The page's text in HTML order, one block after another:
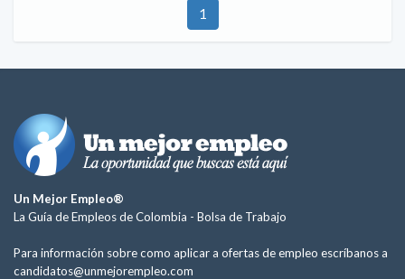
1
Un Mejor Empleo®
La Guía de Empleos de Colombia - Bolsa de Trabajo
Para información sobre como aplicar a ofertas de empleo escríbanos a
candidatos@unmejorempleo.com